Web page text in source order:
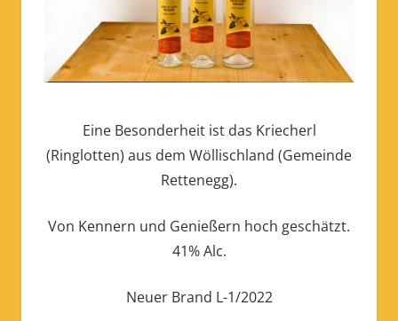
Eine Besonderheit ist das Kriecherl
(Ringlotten) aus dem Wöllischland (Gemeinde
Rettenegg).
Von Kennern und Genießern hoch geschätzt.
41% Alc.
Neuer Brand L-1/2022